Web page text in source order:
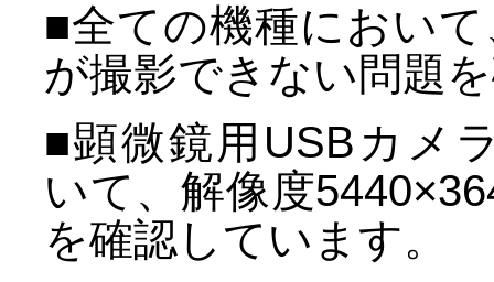
■全ての機種におい
が撮影できない問題
■顕微鏡用USBカメ
いて、解像度
を確認しています。